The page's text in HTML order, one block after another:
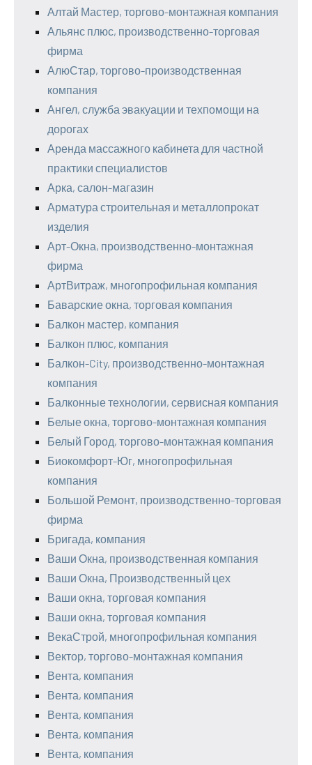
Алтай Мастер, торгово-монтажная компания
Альянс плюс, производственно-торговая
фирма
АлюСтар, торгово-производственная
компания
Ангел, служба эвакуации и техпомощи на
дорогах
Аренда массажного кабинета для частной
практики специалистов
Арка, салон-магазин
Арматура строительная и металлопрокат
изделия
Арт-Окна, производственно-монтажная
фирма
АртВитраж, многопрофильная компания
Баварские окна, торговая компания
Балкон мастер, компания
Балкон плюс, компания
Балкон-City, производственно-монтажная
компания
Балконные технологии, сервисная компания
Белые окна, торгово-монтажная компания
Белый Город, торгово-монтажная компания
Биокомфорт-Юг, многопрофильная
компания
Большой Ремонт, производственно-торговая
фирма
Бригада, компания
Ваши Окна, производственная компания
Ваши Окна, Производственный цех
Ваши окна, торговая компания
Ваши окна, торговая компания
ВекаСтрой, многопрофильная компания
Вектор, торгово-монтажная компания
Вента, компания
Вента, компания
Вента, компания
Вента, компания
Вента, компания